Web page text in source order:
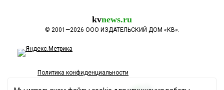
kvnews.ru
© 2001—2026 ООО ИЗДАТЕЛЬСКИЙ ДОМ «КВ».
Политика конфиденциальности